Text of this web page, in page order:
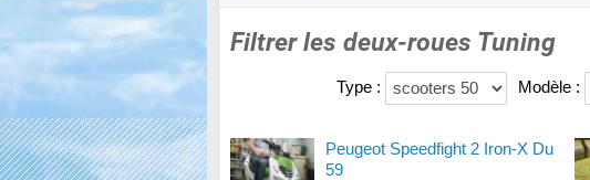
Filtrer les deux-roues Tuning
Type : Modèle :
Peugeot Speedfight 2 Iron-X Du
59